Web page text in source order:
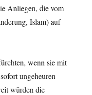
Anliegen, die vom
Islam) auf
wenn sie mit
ungeheuren
würden die